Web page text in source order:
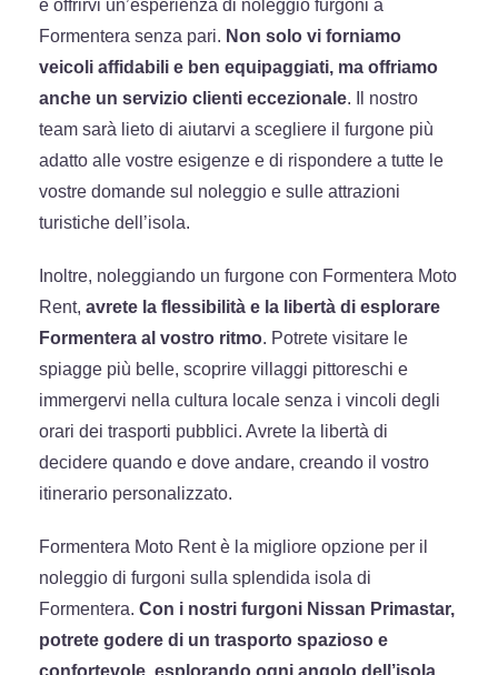
e offrirvi un’esperienza di noleggio furgoni a
Formentera senza pari. Non solo vi forniamo
veicoli affidabili e ben equipaggiati, ma offriamo
anche un servizio clienti eccezionale. Il nostro
team sarà lieto di aiutarvi a scegliere il furgone più
adatto alle vostre esigenze e di rispondere a tutte le
vostre domande sul noleggio e sulle attrazioni
turistiche dell’isola.
Inoltre, noleggiando un furgone con Formentera Moto
Rent, avrete la flessibilità e la libertà di esplorare
Formentera al vostro ritmo. Potrete visitare le
spiagge più belle, scoprire villaggi pittoreschi e
immergervi nella cultura locale senza i vincoli degli
orari dei trasporti pubblici. Avrete la libertà di
decidere quando e dove andare, creando il vostro
itinerario personalizzato.
Formentera Moto Rent è la migliore opzione per il
noleggio di furgoni sulla splendida isola di
Formentera. Con i nostri furgoni Nissan Primastar,
potrete godere di un trasporto spazioso e